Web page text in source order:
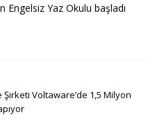
Engelsiz Yaz Okulu başladı
Şirketi Voltaware’de 1,5 Milyon